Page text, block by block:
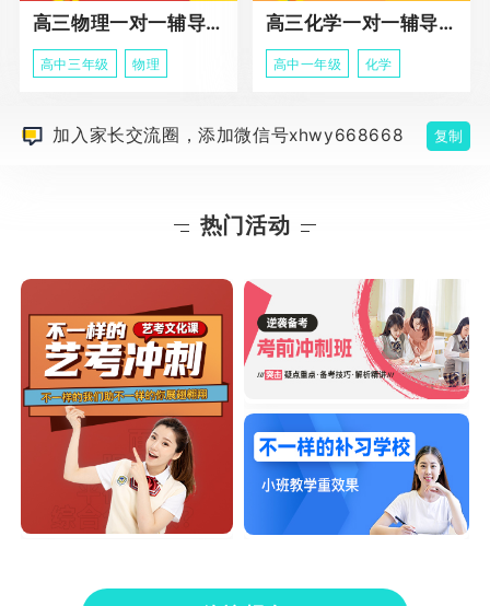
高三物理一对一辅导课程
高中三年级 物理
高三化学一对一辅导课程
高中一年级 化学
加入家长交流圈，添加微信号xhwy668668 复制
热门活动